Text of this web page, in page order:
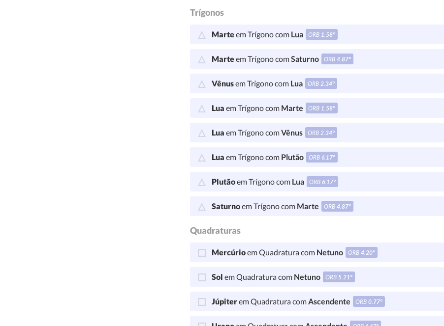
Trígonos
Marteem Trígono com Lua ORB 1.58°
Marteem Trígono comSaturno ORB4.87°
Vênusem Trígono com Lua ORB2.34°
Lua em Trígono com Marte ORB 1.58°
Lua em Trígono comVênus ORB2.34°
Lua em Trígono com Plutão ORB6.17°
Plutãoem Trígono com Lua ORB6.17°
Saturnoem Trígono com Marte ORB4.87°
Quadraturas
Mercúrioem Quadratura com Netuno ORB4.20°
Sol em Quadratura com Netuno ORB 5.21°
Júpiterem Quadratura comAscendente ORB0.77°